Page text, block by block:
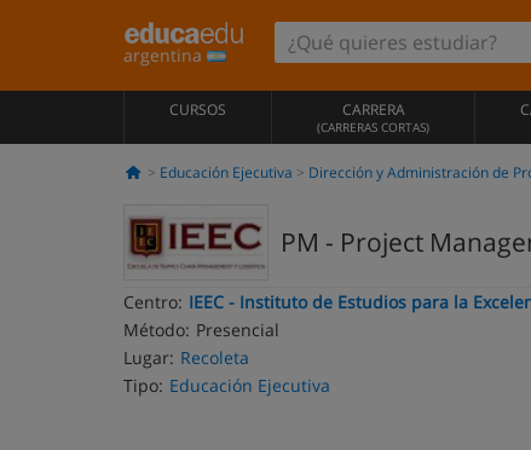
argentina
CURSOS CARRERA
(CARRERAS CORTAS)
Educación Ejecutiva Dirección y Administración de
PM - Project
Centro: IEEC - Instituto de Estudios para la
Método: Presencial
Lugar: Recoleta
Tipo: Educación Ejecutiva